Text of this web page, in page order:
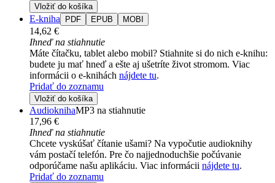
Vložiť do košíka
E-kniha PDF EPUB MOBI
14,62 €
Ihneď na stiahnutie
Máte čítačku, tablet alebo mobil? Stiahnite si do nich e-knihu:
budete ju mať hneď a ešte aj ušetríte život stromom. Viac
informácii o e-knihách nájdete tu.
Pridať do zoznamu
Vložiť do košíka
AudioknihaMP3 na stiahnutie
17,96 €
Ihneď na stiahnutie
Chcete vyskúšať čítanie ušami? Na vypočutie audioknihy
vám postačí telefón. Pre čo najjednoduchšie počúvanie
odporúčame našu aplikáciu. Viac informácii nájdete tu.
Pridať do zoznamu